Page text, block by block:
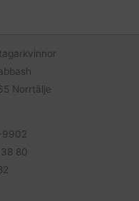
Norrtälje
9902
80